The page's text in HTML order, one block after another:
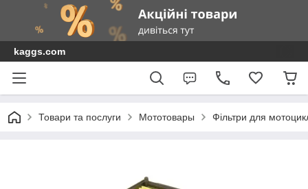
kaggs.com
Товари та послуги Мототовары Фільтри для